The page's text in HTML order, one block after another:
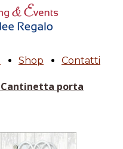
Shop Contatti
Cantinetta porta